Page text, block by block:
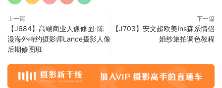
上一篇
【J684】高端商业人像修图-陈
漫海外特约摄影师Lance摄影人像
后期修图班
下一篇
【J703】安文超欧美Ins森系情侣
婚纱旅拍调色教程